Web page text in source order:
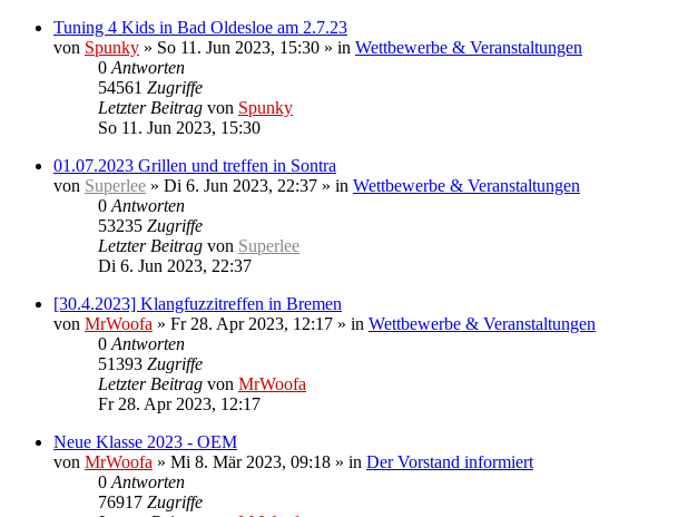
Tuning 4 Kids in Bad Oldesloe am 2.7.23
von Spunky » So 11. Jun 2023, 15:30 » in Wettbewerbe & Veranstaltungen
0 Antworten
54561 Zugriffe
Letzter Beitrag von Spunky
So 11. Jun 2023, 15:30
01.07.2023 Grillen und treffen in Sontra
von Superlee » Di 6. Jun 2023, 22:37 » in Wettbewerbe & Veranstaltungen
0 Antworten
53235 Zugriffe
Letzter Beitrag von Superlee
Di 6. Jun 2023, 22:37
[30.4.2023] Klangfuzzitreffen in Bremen
von MrWoofa » Fr 28. Apr 2023, 12:17 » in Wettbewerbe & Veranstaltungen
0 Antworten
51393 Zugriffe
Letzter Beitrag von MrWoofa
Fr 28. Apr 2023, 12:17
Neue Klasse 2023 - OEM
von MrWoofa » Mi 8. Mär 2023, 09:18 » in Der Vorstand informiert
0 Antworten
76917 Zugriffe